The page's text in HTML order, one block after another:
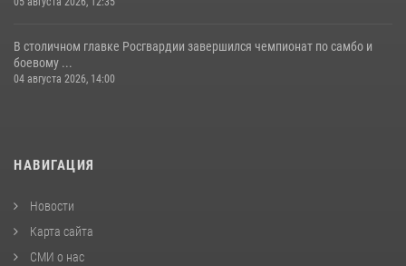
В столичном главке Росгвардии завершился чемпионат по самбо и
боевому ...
04 августа 2026, 14:00
НАВИГАЦИЯ
Новости
Карта сайта
СМИ о нас